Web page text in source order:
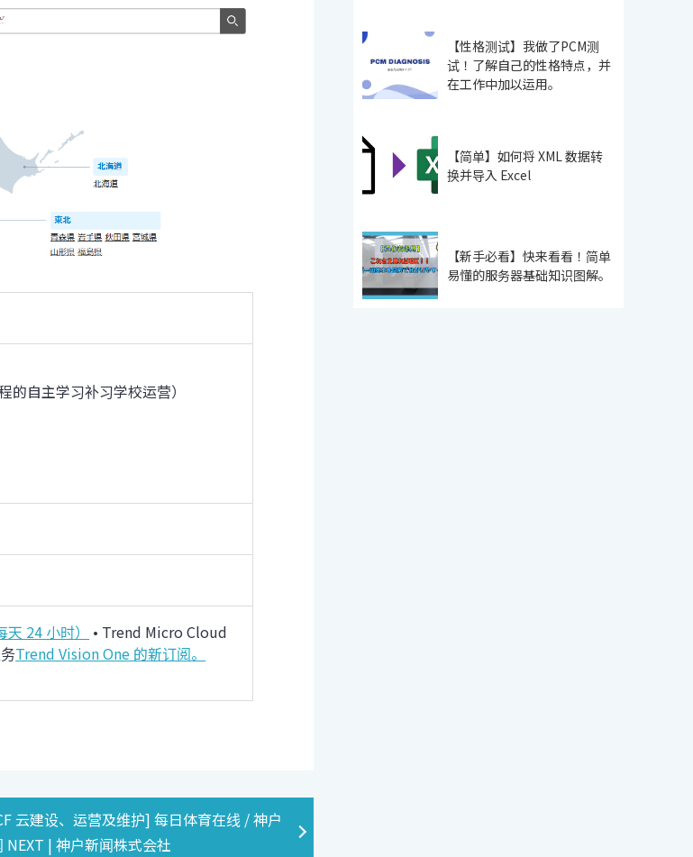
自主学习补习学校运营）
24 小时）
• Trend Micro Cloud
Trend Vision One 的新订阅。
云建设、运营及维护] 每日体育在线 / 神户
NEXT | 神户新闻株式会社
【性格测试】我做了PCM测
试！了解自己的性格特点，并
在工作中加以运用。
【简单】如何将 XML 数据转
换并导入 Excel
【新手必看】快来看看！简单
易懂的服务器基础知识图解。